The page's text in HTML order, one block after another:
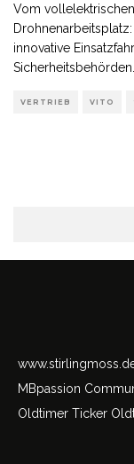
Vom
innovative
Sicherheitsbehörden
VERTRIEB VITO
MBpassion
Oldtimer Ticker